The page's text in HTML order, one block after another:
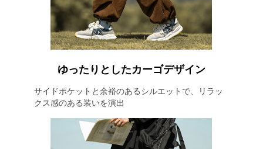
ゆったりとしたカーゴデザイン
サイドポケットと余裕のあるシルエットで、リラッ
クス感のある装いを演出